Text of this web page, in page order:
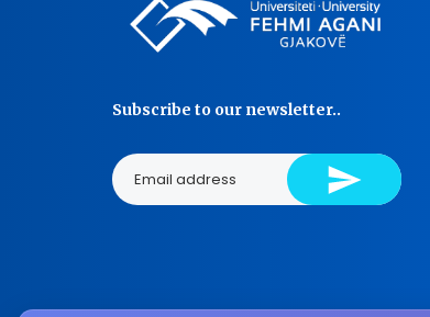
Subscribe to our newsletter..